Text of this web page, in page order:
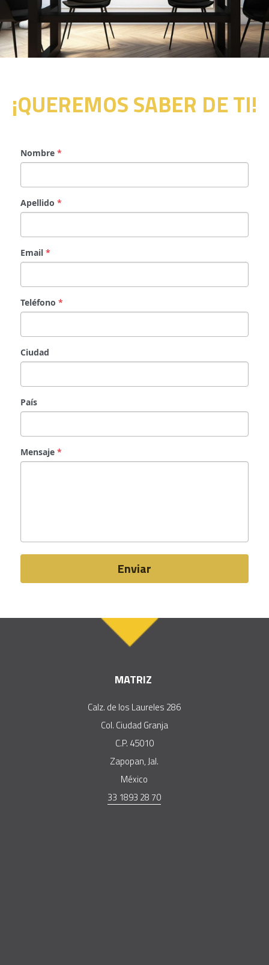
¡QUEREMOS SABER DE TI!
Nombre*
Apellido *
Email*
Teléfono *
Ciudad
País
Mensaje*
Enviar
MATRIZ
Calz. de los Laureles 286
Col. Ciudad Granja
C.P. 45010
Zapopan, Jal.
México
33 1893 28 70